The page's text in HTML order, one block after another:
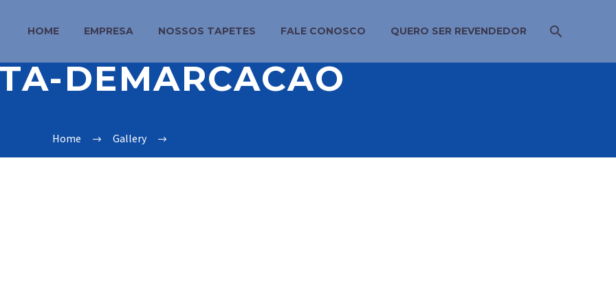
HOME EMPRESA NOSSOS TAPETES FALE CONOSCO QUERO SER REVENDEDOR
DEMARCACAO
Home Gallery